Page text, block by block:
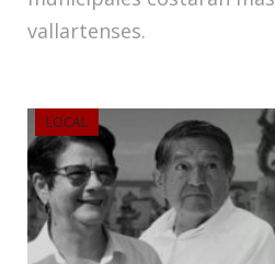
vallartenses.
LOCAL